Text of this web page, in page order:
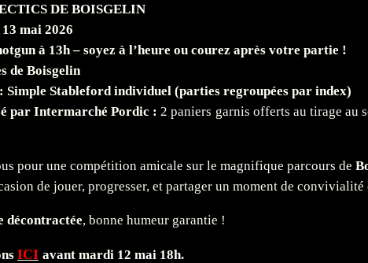
DE BOISGELIN
mai 2026
à 13h – soyez à l’heure ou courez après votre partie !
de Boisgelin
Simple Stableford individuel (parties regroupées par index)
par Intermarché Pordic : 2 paniers garnis offerts au tirage au
pour une compétition amicale sur le magnifique parcours de
de jouer, progresser, et partager un moment de convivialité
décontractée, bonne humeur garantie !
ICI avant mardi 12 mai 18h.